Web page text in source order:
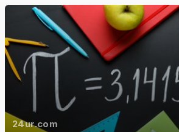
24ur.com